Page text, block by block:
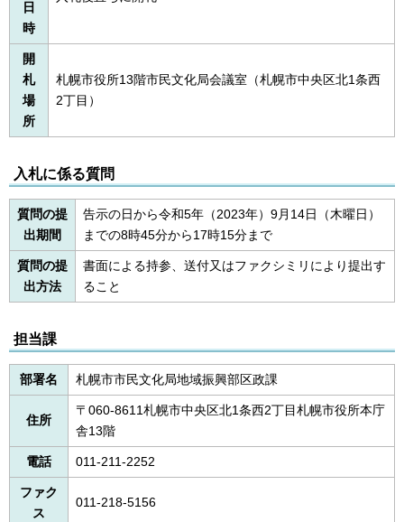
日
時
開
札
場
所
札幌市役所13階市民文化局会議室（札幌市中央区北1条西
2丁目）
入札に係る質問
質問の提
出期間
告示の日から令和5年（2023年）9月14日（木曜日）
までの8時45分から17時15分まで
質問の提
出方法
書面による持参、送付又はファクシミリにより提出す
ること
担当課
部署名 札幌市市民文化局地域振興部区政課
住所
〒060-8611札幌市中央区北1条西2丁目札幌市役所本庁
舎13階
電話 011-211-2252
ファク
ス
011-218-5156